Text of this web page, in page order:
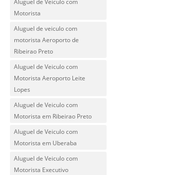
Aluguel de Veiculo com
Motorista
Aluguel de veiculo com
motorista Aeroporto de
Ribeirao Preto
Aluguel de Veiculo com
Motorista Aeroporto Leite
Lopes
Aluguel de Veiculo com
Motorista em Ribeirao Preto
Aluguel de Veiculo com
Motorista em Uberaba
Aluguel de Veiculo com
Motorista Executivo